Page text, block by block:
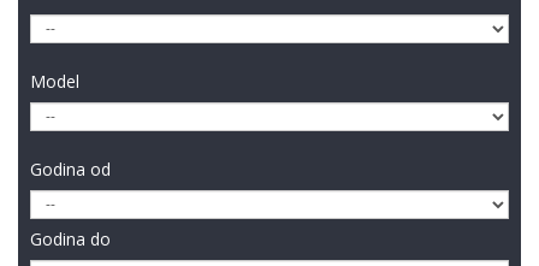
Model
Godina od
Godina do